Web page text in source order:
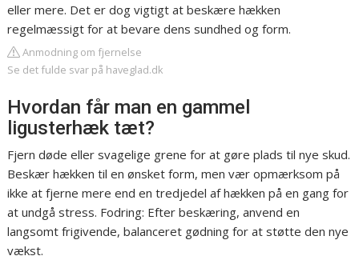
eller mere. Det er dog vigtigt at beskære hækken
regelmæssigt for at bevare dens sundhed og form.
Anmodning om fjernelse
Se det fulde svar på haveglad.dk
Hvordan får man en gammel
ligusterhæk tæt?
Fjern døde eller svagelige grene for at gøre plads til nye skud.
Beskær hækken til en ønsket form, men vær opmærksom på
ikke at fjerne mere end en tredjedel af hækken på en gang for
at undgå stress. Fodring: Efter beskæring, anvend en
langsomt frigivende, balanceret gødning for at støtte den nye
vækst.